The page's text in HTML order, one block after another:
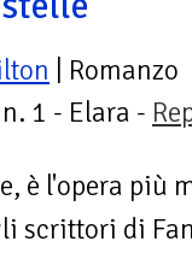
| Romanzo
n. 1 - Elara -
è l'opera più
scrittori di